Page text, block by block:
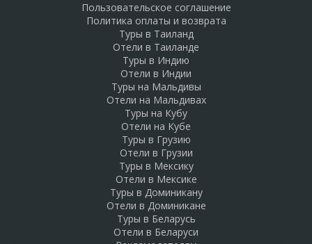
Пользовательское соглашение
Политика оплаты и возврата
Туры в Таиланд
Отели в Таиланде
Туры в Индию
Отели в Индии
Туры на Мальдивы
Отели на Мальдивах
Туры на Кубу
Отели на Кубе
Туры в Грузию
Отели в Грузии
Туры в Мексику
Отели в Мексике
Туры в Доминикану
Отели в Доминикане
Туры в Беларусь
Отели в Беларуси